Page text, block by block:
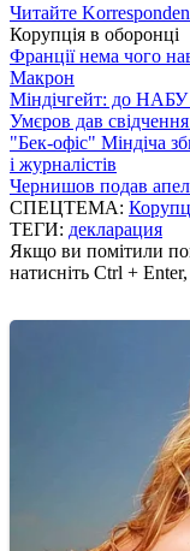
Читайте
Корупція в оборонці
Франції нема чого
Макрон
Міндічгейт: до
Умєров дав
"Бек-офіс" Міндіча
і журналістів
Чернишов подав
СПЕЦТЕМА:
ТЕГИ: декларация
Якщо ви помітили
натисніть Ctrl +